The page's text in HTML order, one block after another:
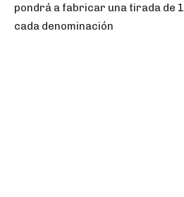
pondrá a fabricar una tirada de
cada denominación